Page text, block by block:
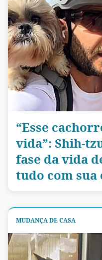
“Esse
vida”: Shih-
fase da vida
tudo com sua
MUDANÇA DE CASA